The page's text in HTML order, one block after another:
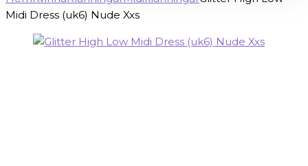
Midi Dress (uk6) Nude Xxs